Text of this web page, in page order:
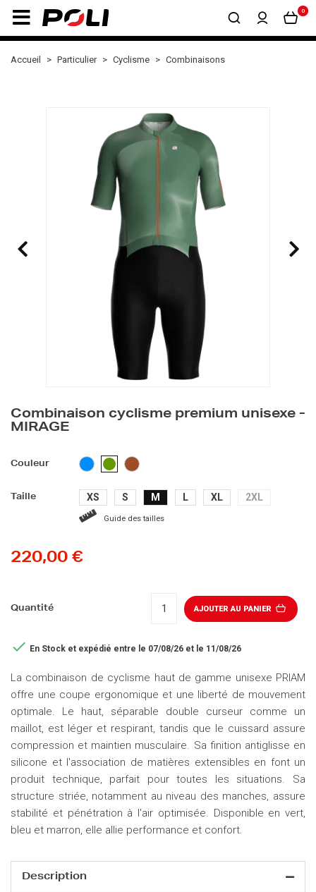
0
Accueil Particulier Cyclisme Combinaisons
Combinaison cyclisme premium unisexe -
MIRAGE
Couleur
BLEU
CLAIR
VERTMARRON
Taille XS S M L XL 2XL
Guide des tailles
220,00 €
Quantité AJOUTER AU PANIER
 En Stock et expédié entre le 07/08/26 et le 11/08/26
La combinaison de cyclisme haut de gamme unisexe PRIAM
offre une coupe ergonomique et une liberté de mouvement
optimale. Le haut, séparable double curseur comme un
maillot, est léger et respirant, tandis que le cuissard assure
compression et maintien musculaire. Sa finition antiglisse en
silicone et l'association de matières extensibles en font un
produit technique, parfait pour toutes les situations. Sa
structure striée, notamment au niveau des manches, assure
stabilité et pénétration à l'air optimisée. Disponible en vert,
bleu et marron, elle allie performance et confort.
Description